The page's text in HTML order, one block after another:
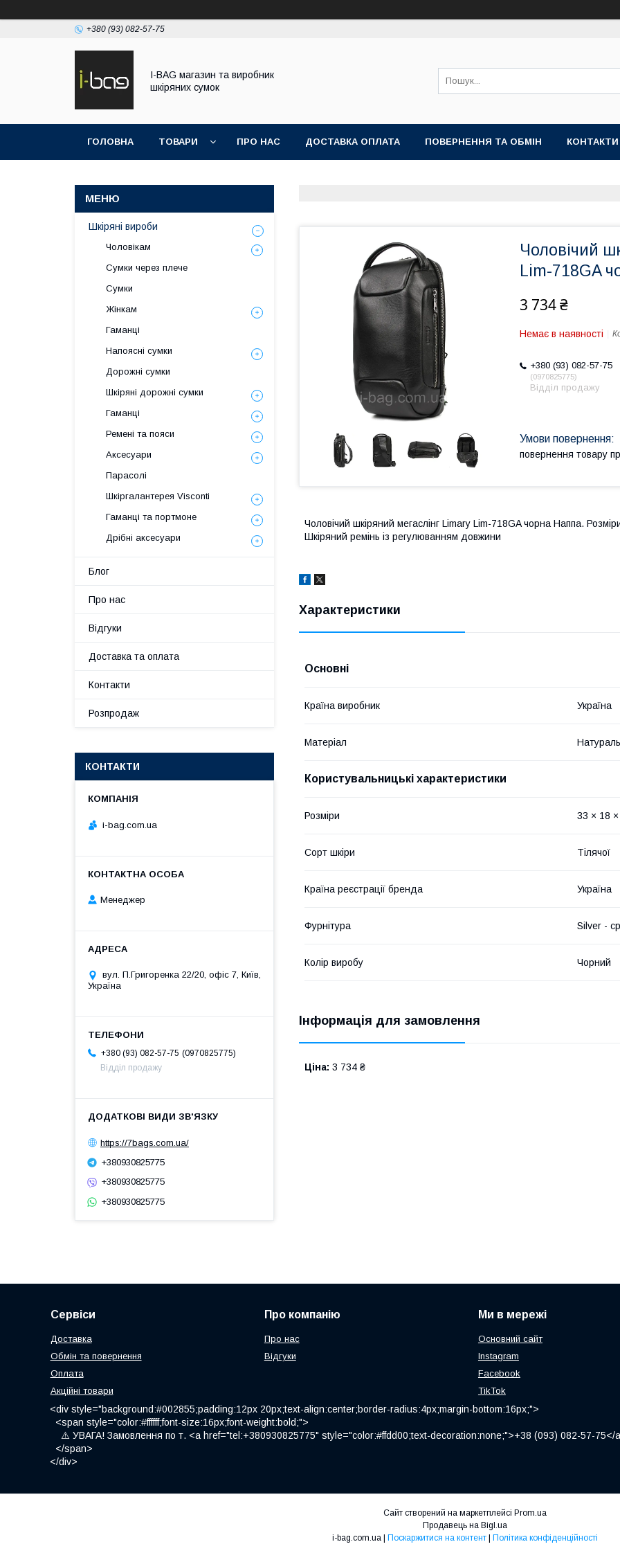
+380 (93) 082-57-75
I-BAG магазин та виробник
шкіряних сумок
ГОЛОВНА ТОВАРИ ПРО НАС ДОСТАВКА ОПЛАТА ПОВЕРНЕННЯ ТА ОБМІН КОНТАКТИ
Чоловічий
Lim-718GA
3 734 ₴
Немає в наявності
+380 (93) 082-57-75
0970825775
Відділ продажу
повернення товару
Чоловічий шкіряний мегаслінг Limary Lim-718GA чорна Наппа.
Шкіряний ремінь із регулюванням довжини
Характеристики
Основні
Країна виробник Україна
Матеріал
Користувальницькі характеристики
Розміри 33 × 18 ×
Сорт шкіри Тілячої
Країна реєстрації бренда Україна
Фурнітура Silver -
Колір виробу Чорний
Інформація для замовлення
Ціна: 3 734 ₴
Шкіряні вироби
Чоловікам
Сумки через плече
Сумки
Жінкам
Гаманці
Напоясні сумки
Дорожні сумки
Шкіряні дорожні сумки
Гаманці
Ремені та пояси
Аксесуари
Парасолі
Шкіргалантерея Visconti
Гаманці та портмоне
Дрібні аксесуари
Блог
Про нас
Відгуки
Доставка та оплата
Контакти
Розпродаж
КОНТАКТИ
i-bag.com.ua
Менеджер
вул. П.Григоренка 22/20, офіс 7, Київ,
Україна
+380 (93) 082-57-75
0970825775
Відділ продажу
https://7bags.com.ua/
+380930825775
+380930825775
+380930825775
Сервіси
Доставка
Обмін та повернення
Оплата
Акційні товари
Про компанію
Про нас
Відгуки
Ми в мережі
Основний сайт
Instagram
Facebook
TikTok
<div style="background:#002855;padding:12px 20px;text-align:center;border-radius:4px;margin-bottom:16px;">
<span style="color:#ffffff;font-size:16px;font-weight:bold;">
⚠️ УВАГА! Замовлення по т. <a href="tel:+380930825775" style="color:#ffdd00;text-decoration:none;">+38 (093) 082-57-
</span>
</div>
Сайт створений на маркетплейсі Prom.ua
Продавець на Bigl.ua
Поскаржитися на контент Політика конфіденційності